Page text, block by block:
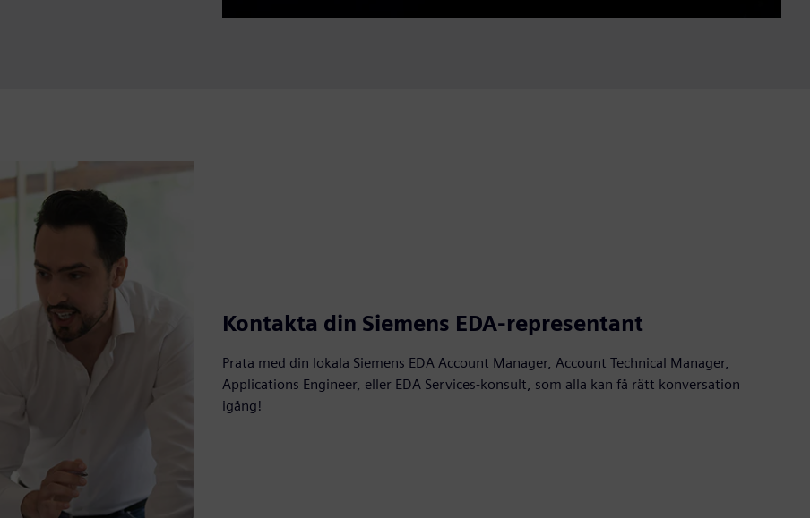
Kontakta din Siemens EDA-representant
Prata med din lokala Siemens EDA Account Manager, Account Technical Manager,
Applications Engineer, eller EDA Services-konsult, som alla kan få rätt konversation
igång!